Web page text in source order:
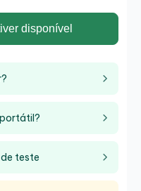
disponível
teste